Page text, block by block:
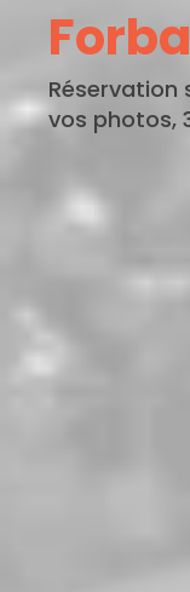
Réservation
vos photos,